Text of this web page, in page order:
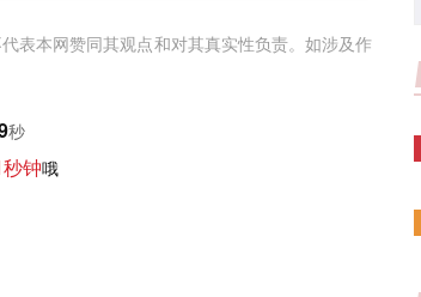
表本网赞同其观点和对其真实性负责。如涉及作
秒
钟哦